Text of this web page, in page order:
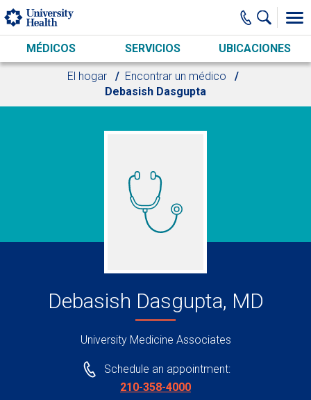
Skip to main content
MÉDICOS SERVICIOS UBICACIONES
El hogar
Encontrar un médico
Debasish Dasgupta
Debasish Dasgupta, MD
University Medicine Associates
Schedule an appointment:
210-358-4000